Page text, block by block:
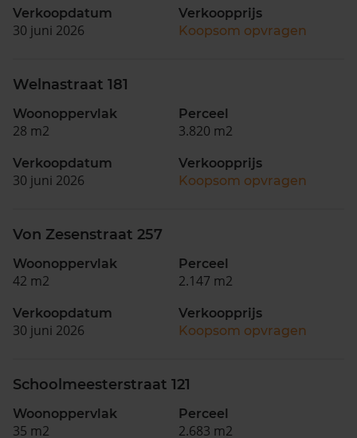
Verkoopdatum
30 juni 2026
Verkoopprijs
Koopsom opvragen
Welnastraat 181
Woonoppervlak
28 m2
Perceel
3.820 m2
Verkoopdatum
30 juni 2026
Verkoopprijs
Koopsom opvragen
Von Zesenstraat 257
Woonoppervlak
42 m2
Perceel
2.147 m2
Verkoopdatum
30 juni 2026
Verkoopprijs
Koopsom opvragen
Schoolmeesterstraat 121
Woonoppervlak
35 m2
Perceel
2.683 m2